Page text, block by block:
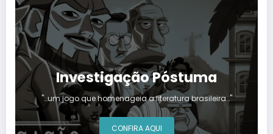
Investigação Póstuma
"…um jogo que homenageia a literatura brasileira…"
CONFIRA AQUI